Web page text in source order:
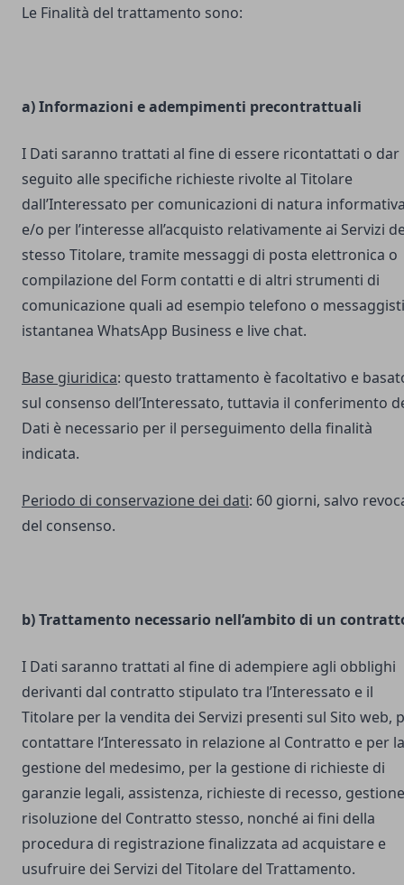
Le Finalità del trattamento sono:
a) Informazioni e adempimenti precontrattuali
I Dati saranno trattati al fine di essere ricontattati o dar
seguito alle specifiche richieste rivolte al Titolare
dall’Interessato per comunicazioni di natura
e/o per l’interesse all’acquisto relativamente ai Servizi
stesso Titolare, tramite messaggi di posta elettronica o
compilazione del Form contatti e di altri strumenti di
comunicazione quali ad esempio telefono o
istantanea WhatsApp Business e live chat.
Base giuridica: questo trattamento è facoltativo e
sul consenso dell’Interessato, tuttavia il conferimento
Dati è necessario per il perseguimento della finalità
indicata.
Periodo di conservazione dei dati: 60 giorni, salvo
del consenso.
b) Trattamento necessario nell’ambito di un
I Dati saranno trattati al fine di adempiere agli obblighi
derivanti dal contratto stipulato tra l’Interessato e il
Titolare per la vendita dei Servizi presenti sul Sito web,
contattare l‘Interessato in relazione al Contratto e per la
gestione del medesimo, per la gestione di richieste di
garanzie legali, assistenza, richieste di recesso,
risoluzione del Contratto stesso, nonché ai fini della
procedura di registrazione finalizzata ad acquistare e
usufruire dei Servizi del Titolare del Trattamento.